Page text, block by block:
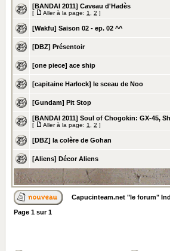
[BANDAI 2011] Caveau d'Hadès
[ Aller à la page: 1 2 ]
[Wakfu] Saison 02 - ep. 02 ^^
[DBZ] Présentoir
[one piece] ace ship
[capitaine Harlock] le sceau de Noo
[Gundam] Pit Stop
[BANDAI 2011] Soul of Chogokin: GX-45,
[ Aller à la page: 1 2 ]
[DBZ] la colère de Gohan
[Aliens] Décor Aliens
Capucinteam.net "le forum"
Page 1 sur1